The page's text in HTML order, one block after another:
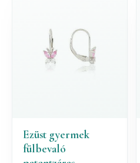
Ezüst gyermek
fülbevaló